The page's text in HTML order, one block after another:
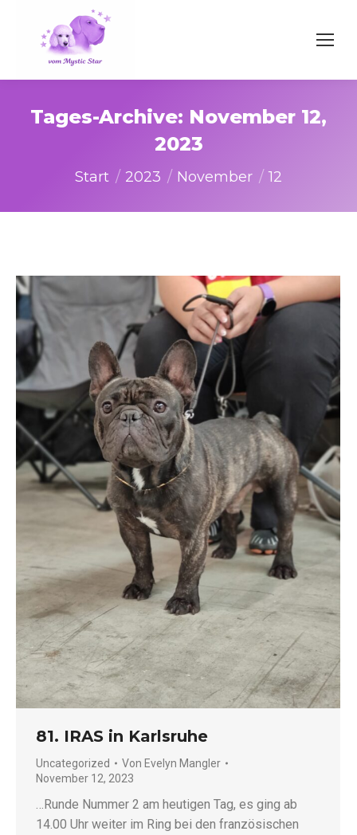
Tages-Archive: November 12,
2023
Sie befinden sich hier:
Start 2023 November 12
81. IRAS in Karlsruhe
Uncategorized Von Evelyn Mangler
November 12, 2023
…Runde Nummer 2 am heutigen Tag, es ging ab
14.00 Uhr weiter im Ring bei den französischen